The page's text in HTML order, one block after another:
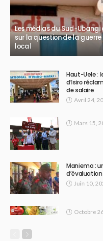
Les médias du Sud-
sur la question de la
local
Haut-Uele :
d’Isiro
de salaire
Avril 24,
Mars 15,
Maniema :
Juin 10,
Octobre